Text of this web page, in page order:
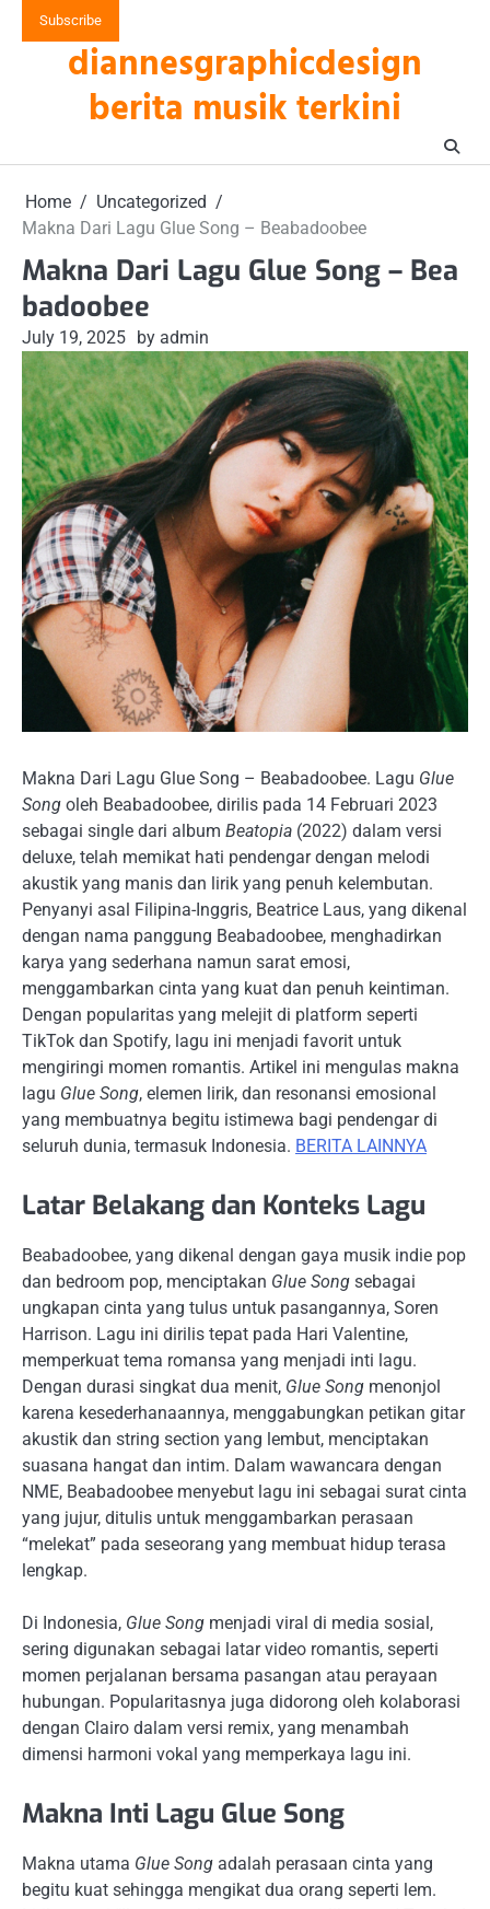
Subscribe
diannesgraphicdesign
berita musik terkini
Home
Uncategorized
Makna Dari Lagu Glue Song – Beabadoobee
Makna Dari Lagu Glue Song – Bea
badoobee
July 19, 2025 by admin
Makna Dari Lagu Glue Song – Beabadoobee. Lagu Glue
Song oleh Beabadoobee, dirilis pada 14 Februari 2023
sebagai single dari album Beatopia (2022) dalam versi
deluxe, telah memikat hati pendengar dengan melodi
akustik yang manis dan lirik yang penuh kelembutan.
Penyanyi asal Filipina-Inggris, Beatrice Laus, yang dikenal
dengan nama panggung Beabadoobee, menghadirkan
karya yang sederhana namun sarat emosi,
menggambarkan cinta yang kuat dan penuh keintiman.
Dengan popularitas yang melejit di platform seperti
TikTok dan Spotify, lagu ini menjadi favorit untuk
mengiringi momen romantis. Artikel ini mengulas makna
lagu Glue Song, elemen lirik, dan resonansi emosional
yang membuatnya begitu istimewa bagi pendengar di
seluruh dunia, termasuk Indonesia. BERITA LAINNYA
Latar Belakang dan Konteks Lagu
Beabadoobee, yang dikenal dengan gaya musik indie pop
dan bedroom pop, menciptakan Glue Song sebagai
ungkapan cinta yang tulus untuk pasangannya, Soren
Harrison. Lagu ini dirilis tepat pada Hari Valentine,
memperkuat tema romansa yang menjadi inti lagu.
Dengan durasi singkat dua menit, Glue Song menonjol
karena kesederhanaannya, menggabungkan petikan gitar
akustik dan string section yang lembut, menciptakan
suasana hangat dan intim. Dalam wawancara dengan
NME, Beabadoobee menyebut lagu ini sebagai surat cinta
yang jujur, ditulis untuk menggambarkan perasaan
“melekat” pada seseorang yang membuat hidup terasa
lengkap.
Di Indonesia, Glue Song menjadi viral di media sosial,
sering digunakan sebagai latar video romantis, seperti
momen perjalanan bersama pasangan atau perayaan
hubungan. Popularitasnya juga didorong oleh kolaborasi
dengan Clairo dalam versi remix, yang menambah
dimensi harmoni vokal yang memperkaya lagu ini.
Makna Inti Lagu Glue Song
Makna utama Glue Song adalah perasaan cinta yang
begitu kuat sehingga mengikat dua orang seperti lem.